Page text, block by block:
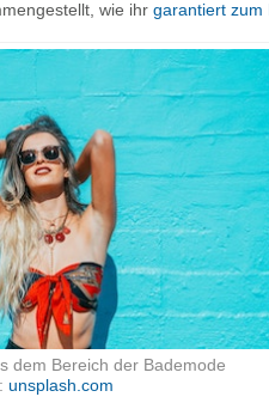
wie ihr garantiert zum
dem Bereich der Bademode
unsplash.com